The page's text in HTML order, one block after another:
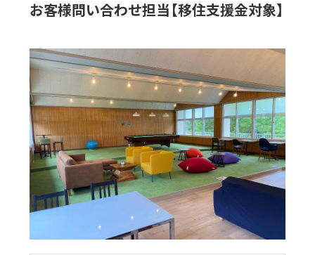
お客様問い合わせ担当【移住支援金対象】